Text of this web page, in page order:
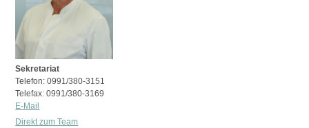
Sekretariat
Telefon: 0991/380-3151
Telefax: 0991/380-3169
E-Mail
Direkt zum Team